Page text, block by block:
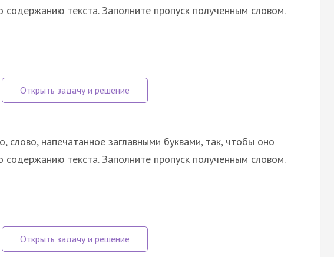
содержанию текста. Заполните пропуск полученным словом.
слово, напечатанное заглавными буквами, так, чтобы оно
содержанию текста. Заполните пропуск полученным словом.